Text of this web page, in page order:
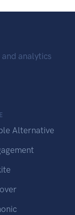
analytics
Alternative